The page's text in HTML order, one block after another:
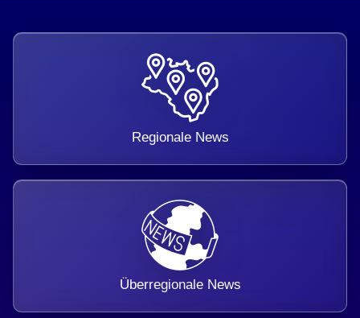
Regionale News
Überregionale News